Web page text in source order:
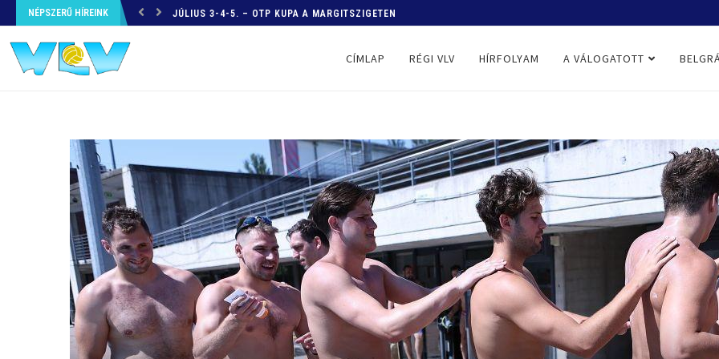
NÉPSZERŰ HÍREINK JÚLIUS 3-4-5. – OTP KUPA A MARGITSZIGETEN
CÍMLAP RÉGI VLV HÍRFOLYAM A VÁLOGATOTT